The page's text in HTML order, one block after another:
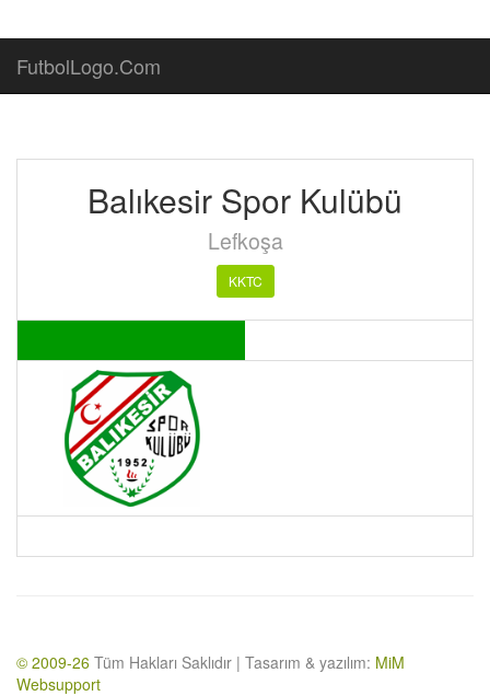
FutbolLogo.Com
Balıkesir Spor Kulübü
Lefkoşa
KKTC
© 2009-26 Tüm Hakları Saklıdır | Tasarım & yazılım: MiM
Websupport